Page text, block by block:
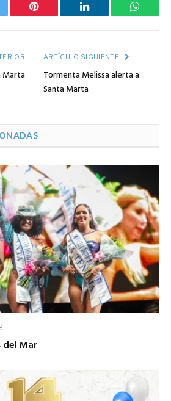
Pinterest LinkedIn
Marta
ARTÍCULO SIGUIENTE
Tormenta Melissa alerta a
Santa Marta
del Mar